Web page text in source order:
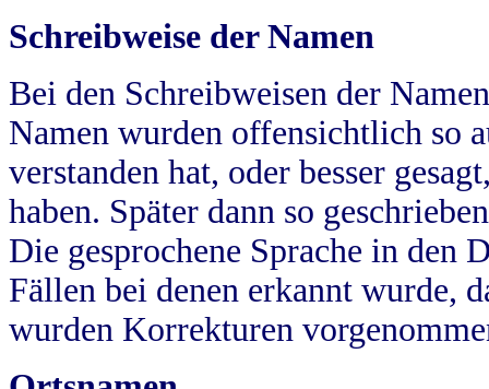
Schreibweise der Namen
Bei den Schreibweisen der
Namen wurden offensichtlich so
verstanden hat, oder besser
haben. Später dann so
Die gesprochene Sprache in
Fällen bei denen erkannt wurde,
wurden Korrekturen